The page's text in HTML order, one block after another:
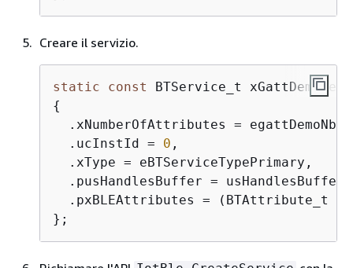
Creare il servizio.
static
const
{
.xNumberOfAttributes =
  .ucInstId =
0 ,
  .xType = eBTServiceTypePrimary,
  .pusHandlesBuffer = usHandlesBuffer,
.pxBLEAttributes = (BTAttribute_t
};